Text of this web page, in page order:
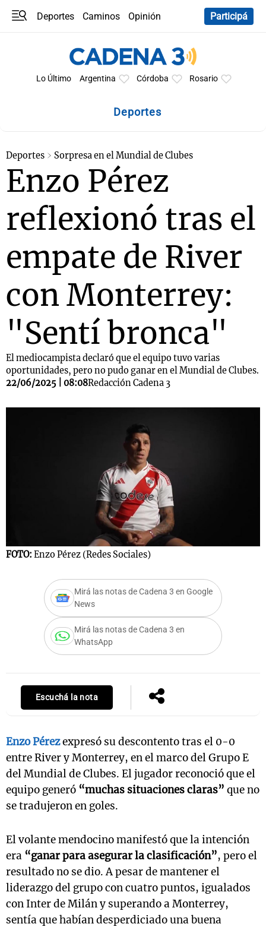
Deportes Caminos
Opinión
Participá
Lo Último Argentina Córdoba Rosario
Deportes
Deportes Sorpresa en el Mundial de Clubes
Enzo Pérez
reflexionó tras el
empate de River
con Monterrey:
"Sentí bronca"
El mediocampista declaró que el equipo tuvo varias
oportunidades, pero no pudo ganar en el Mundial de Clubes.
22/06/2025 | 08:08Redacción Cadena 3
FOTO: Enzo Pérez (Redes Sociales)
Mirá las notas de Cadena 3 en Google
News
Mirá las notas de Cadena 3 en
WhatsApp
Escuchá la nota
Enzo Pérezexpresó su descontento tras el 0-0
entre River y Monterrey, en el marco del Grupo E
del Mundial de Clubes. El jugador reconoció que el
equipo generó “muchas situaciones claras” que no
se tradujeron en goles.
El volante mendocino manifestó que la intención
era “ganar para asegurar la clasificación”, pero el
resultado no se dio. A pesar de mantener el
liderazgo del grupo con cuatro puntos, igualados
con Inter de Milán y superando a Monterrey,
sentía que habían desperdiciado una buena
Notas
Mundial 2026
Notas
La Sole en
Cadena 3